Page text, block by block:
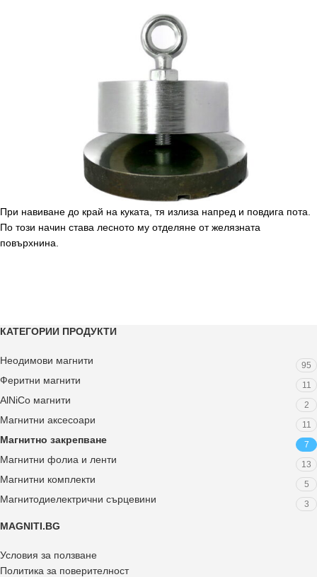
При навиване до край на куката, тя излиза напред и повдига пота.
По този начин става лесното му отделяне от желязната
повърхнина.
КАТЕГОРИИ ПРОДУКТИ
Неодимови магнити 95
Феритни магнити 11
AlNiCo магнити 2
Магнитни аксесоари 11
Магнитно закрепване 7
Магнитни фолиа и ленти 13
Магнитни комплекти 5
Магнитодиелектрични сърцевини 3
MAGNITI.BG
Условия за ползване
Политика за поверителност